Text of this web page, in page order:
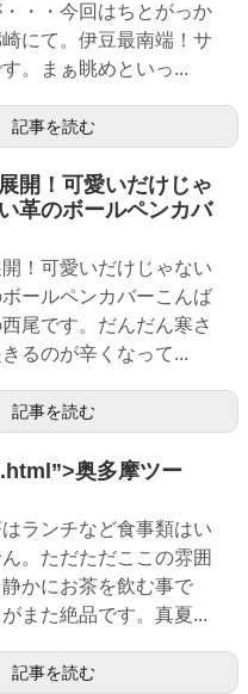
・・今回はちとがっか
にて。伊豆最南端！サ
。まぁ眺めといっ...
記事を読む
開！可愛いだけじゃ
革のボールペンカバ
！可愛いだけじゃない
ールペンカバーこんば
尾です。だんだん寒さ
るのが辛くなって...
記事を読む
奥多摩ツー
ランチなど食事類はい
。ただただここの雰囲
かにお茶を飲む事で
また絶品です。真夏...
記事を読む